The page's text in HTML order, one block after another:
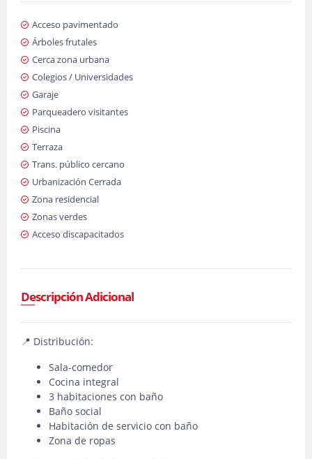
Acceso pavimentado
Árboles frutales
Cerca zona urbana
Colegios / Universidades
Garaje
Parqueadero visitantes
Piscina
Terraza
Trans. público cercano
Urbanización Cerrada
Zona residencial
Zonas verdes
Acceso discapacitados
Descripción Adicional
📍 Distribución:
Sala-comedor
Cocina integral
3 habitaciones con baño
Baño social
Habitación de servicio con baño
Zona de ropas